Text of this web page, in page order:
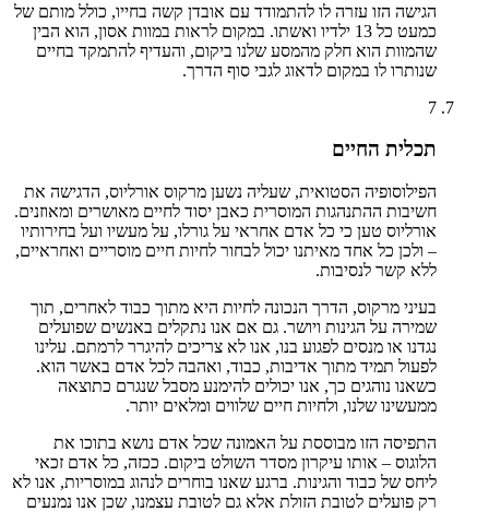
הגישה הזו עזרה לו להתמודד עם אובדן קשה בחייו, כולל מותם של
כמעט כל 13 ילדיו ואשתו. במקום לראות במוות אסון, הוא הבין
שהמוות הוא חלק מהמסע שלנו ביקום, והעדיף להתמקד בחיים
שנותרו לו במקום לדאוג לגבי סוף הדרך.
7
תכלית החיים
הפילוסופיה הסטואית, שעליה נשען מרקוס אורליוס, הדגישה את
חשיבות ההתנהגות המוסרית כאבן יסוד לחיים מאושרים ומאוזנים.
אורליוס טען כי כל אדם אחראי על גורלו, על מעשיו ועל בחירותיו
– ולכן כל אחד מאיתנו יכול לבחור לחיות חיים מוסריים ואחראיים,
ללא קשר לנסיבות.
בעיני מרקוס, הדרך הנכונה לחיות היא מתוך כבוד לאחרים, תוך
שמירה על הגינות ויושר. גם אם אנו נתקלים באנשים שפועלים
נגדנו או מנסים לפגוע בנו, אנו לא צריכים להיגרר לרמתם. עלינו
לפעול תמיד מתוך אדיבות, כבוד, ואהבה לכל אדם באשר הוא.
כשאנו נוהגים כך, אנו יכולים להימנע מסבל שנגרם כתוצאה
ממעשינו שלנו, ולחיות חיים שלווים ומלאים יותר.
התפיסה הזו מבוססת על האמונה שכל אדם נושא בתוכו את
הלוגוס – אותו עיקרון מסדר השולט ביקום. ככזה, כל אדם זכאי
ליחס של כבוד והגינות. ברגע שאנו בוחרים לנהוג במוסריות, אנו לא
רק פועלים לטובת הזולת אלא גם לטובת עצמנו, שכן אנו נמנעים